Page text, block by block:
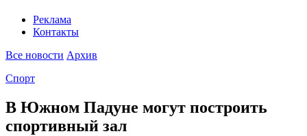
Реклама
Контакты
Все новости Архив
Спорт
В Южном Падуне могут построить
спортивный зал